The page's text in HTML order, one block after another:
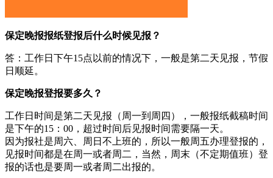
保定晚报报纸登报后什么时候见报？
答：工作日下午15点以前的情况下，一般是第二天见报，节假
日顺延。
保定晚报登报要多久？
工作日时间是第二天见报（周一到周四），一般报纸截稿时间
是下午的15：00，超过时间后见报时间需要隔一天。
因为报社是周六、周日不上班的，所以一般周五办理登报的，
见报时间都是在周一或者周二，当然，周末（不定期值班）登
报的话也是要周一或者周二出报的。